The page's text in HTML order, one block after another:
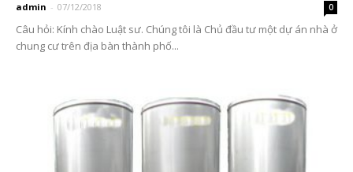
admin - 07/12/2018 0
Câu hỏi: Kính chào Luật sư. Chúng tôi là Chủ đầu tư một dự án nhà ở
chung cư trên địa bàn thành phố...